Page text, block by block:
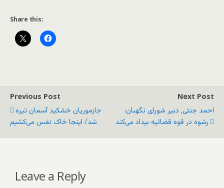
Share this:
Previous Post
جازموریان خشکید آسمان تیره
شد/ اینجا خاک نفس می‌کشیم
Next Post
احمد جنتی٬ دبير شورای نگهبان:
رشوه در قوه قضائيه بيداد می‌کند
Leave a Reply